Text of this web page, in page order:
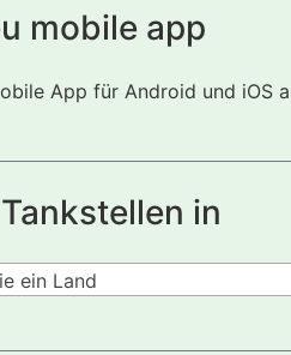
mobile app
App für Android und iOS
in
ein Land